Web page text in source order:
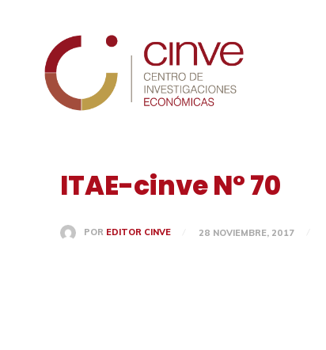
ITAE-cinve N° 70
POR EDITOR CINVE 28 NOVIEMBRE, 2017